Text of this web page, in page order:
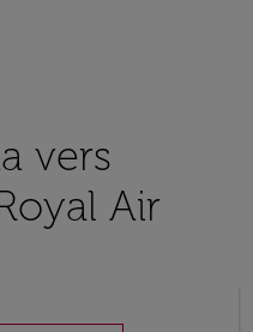
vers
Air